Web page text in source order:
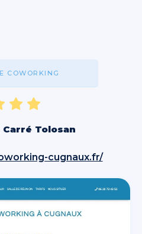
COWORKING
Tolosan
cugnaux.fr/